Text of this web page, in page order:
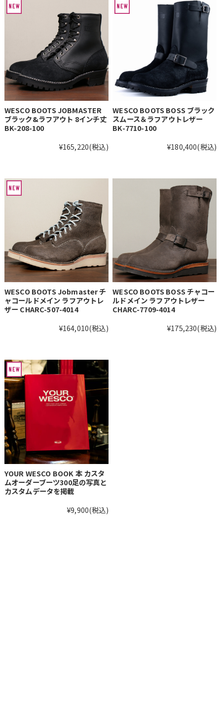
WESCO BOOTS JOBMASTER
ブラック&ラフアウト 8インチ丈
BK-208-100
¥165,220(税込)
WESCO BOOTS BOSS ブラック
スムース＆ラフアウトレザー
BK-7710-100
¥180,400(税込)
WESCO BOOTS Jobmaster チ
ャコールドメイン ラフアウトレ
ザー CHARC-507-4014
¥164,010(税込)
WESCO BOOTS BOSS チャコー
ルドメイン ラフアウトレザー
CHARC-7709-4014
¥175,230(税込)
YOUR WESCO BOOK 本 カスタ
ムオーダーブーツ300足の写真と
カスタムデータを掲載
¥9,900(税込)